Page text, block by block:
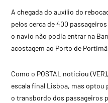
A chegada do auxílio do
pelos cerca de 400
o navio não podia entrar na
acostagem ao Porto de
Como o POSTAL noticiou
escala final Lisboa, mas optou
o transbordo dos passageiros